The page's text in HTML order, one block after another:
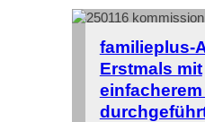
familieplus-
Erstmals mit